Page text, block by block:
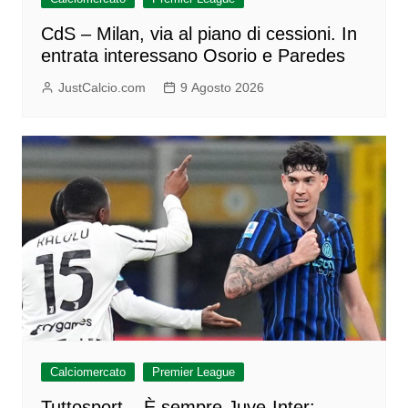
CdS – Milan, via al piano di cessioni. In
entrata interessano Osorio e Paredes
JustCalcio.com 9 Agosto 2026
Calciomercato Premier League